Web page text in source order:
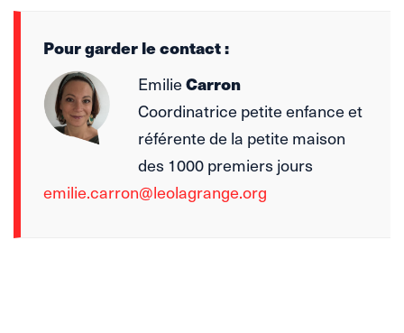
Pour garder le contact :
EmilieCarron
Coordinatrice petite enfance et
référente de la petite maison
des 1000 premiers jours
emilie.carron@leolagrange.org